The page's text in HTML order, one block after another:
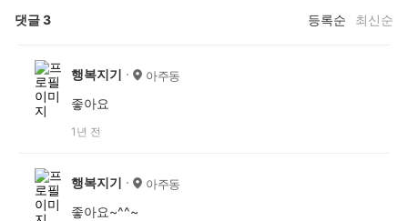
댓글3 등록순 최신순
행복지기 아주동
좋아요
1년 전
행복지기 아주동
좋아요~^^~